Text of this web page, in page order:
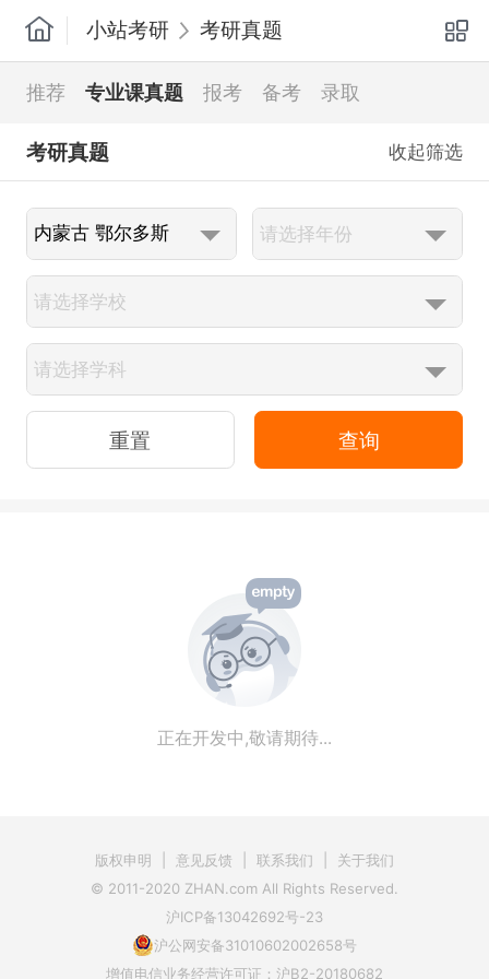
小站考研 考研真题
推荐 专业课真题 报考 备考 录取
考研真题 收起筛选
重置 查询
正在开发中,敬请期待...
版权申明 意见反馈 联系我们
关于我们
© 2011-2020 ZHAN.com All Rights Reserved.
沪ICP备13042692号-23
沪公网安备31010602002658号
增值电信业务经营许可证：沪B2-20180682